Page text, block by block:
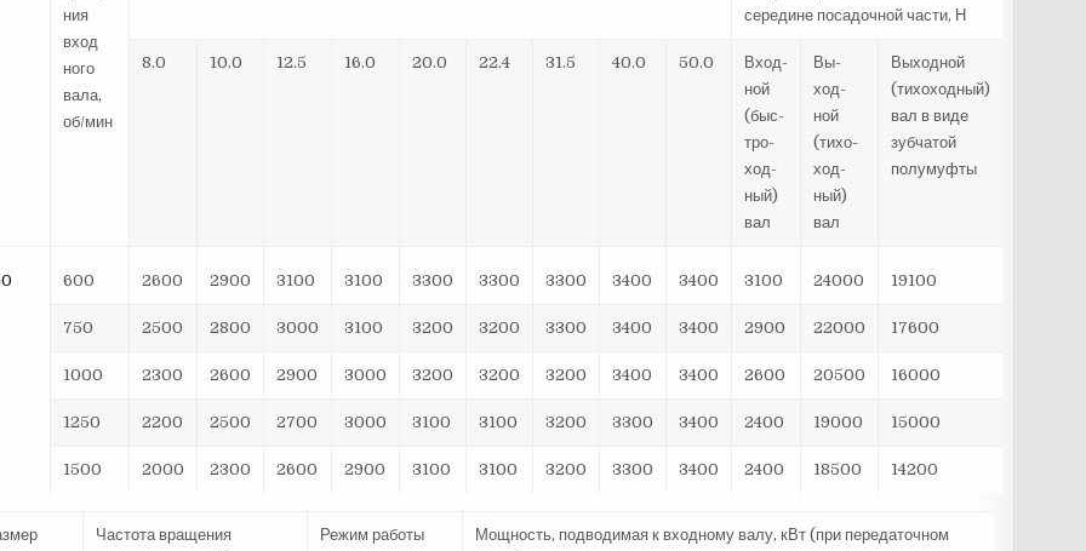
ния
вход
ного
вала,
об/мин
середине посадочной части, Н
8.0 10.0 12.5 16.0 20.0 22.4 31.5 40.0 50.0
Вход-
ной
(быс-
тро-
ход-
ный)
вал
Вы-
ход-
ной
(тихо-
ход-
ный)
вал
Выходной
(тихоходный)
вал в виде
зубчатой
полумуфты
600 2600 2900 3100 3100 3300 3300 3300 3400 3400 3100 24000 19100
750 2500 2800 3000 3100 3200 3200 3300 3400 3400 2900 22000 17600
1000 2300 2600 2900 3000 3200 3200 3200 3400 3400 2600 20500 16000
1250 2200 2500 2700 3000 3100 3100 3200 3300 3400 2400 19000 15000
1500 2000 2300 2600 2900 3100 3100 3200 3300 3400 2400 18500 14200
Частота вращения
Режим работы
Мощность, подводимая к входному валу, кВт (при передаточном